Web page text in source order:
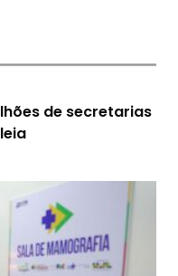
de secretarias